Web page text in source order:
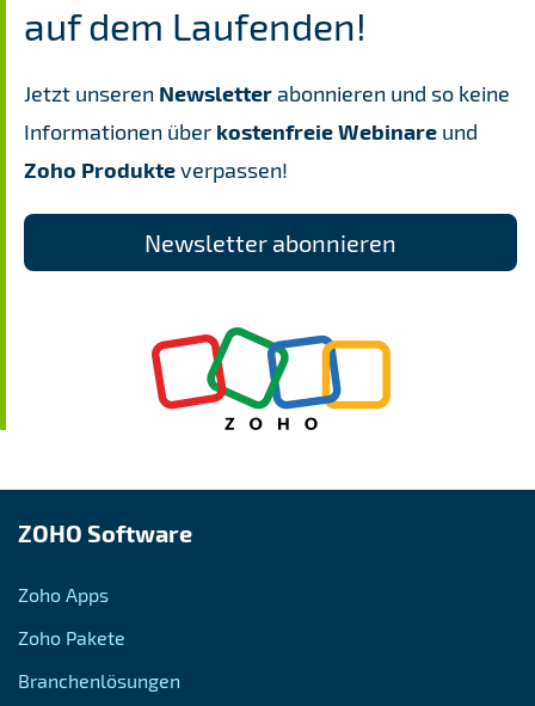
​auf dem Laufenden!
Jetzt unseren Newsletter abonnieren und so keine
Informationen über kostenfreieWebinare und
Zoho Produkteverpassen!
Newsletter abonnieren
ZOHO Software
Zoho Apps
Zoho Pakete
Branchenlösungen